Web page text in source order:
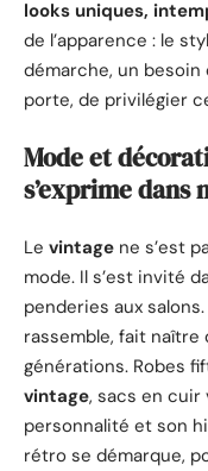
looks uniques,
de l’apparence : le
démarche, un besoin
porte, de privilégier
Mode et
s’exprime
Le vintage ne s’est
mode. Il s’est invité
penderies aux salons.
rassemble, fait
générations. Robes
vintage, sacs en cuir
personnalité et son
rétro se démarque,